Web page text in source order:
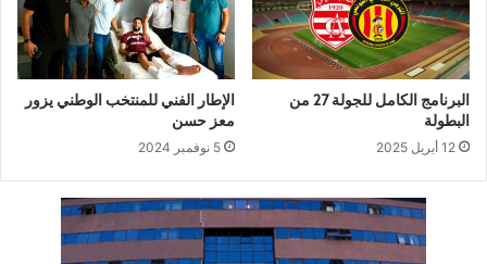
البرنامج الكامل للجولة 27 من
البطولة
12 أبريل 2025
الإطار الفني للمنتخب الوطني يزور
معز حسن
5 نوفمبر 2024